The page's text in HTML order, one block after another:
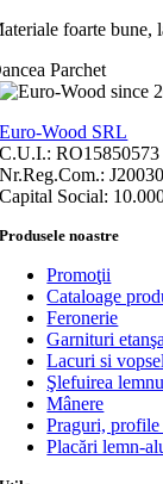
foarte bune,
Parchet
Euro-Wood SRL
C.U.I.: RO15850573
Nr.Reg.Com.:
Capital Social:
Produsele noastre
Promoţii
Cataloage
Feronerie
Garnituri
Lacuri si
Şlefuirea
Mânere
Praguri,
Placări lemn-